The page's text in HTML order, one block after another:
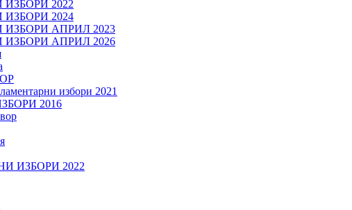
2022
2024
АПРИЛ 2023
АПРИЛ 2026
избори 2021
2016
ИЗБОРИ 2022